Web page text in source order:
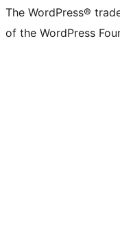
The WordPress®
of the WordPress